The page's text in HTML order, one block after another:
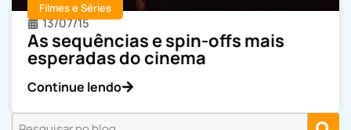
Filmes e Séries
13/07/15
As sequências e spin-offs mais
esperadas do cinema
Continue lendo